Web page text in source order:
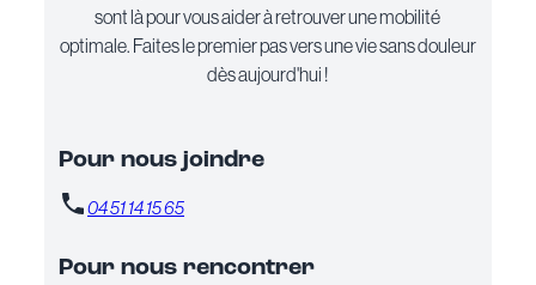
sont là pour vous aider à retrouver une mobilité
optimale. Faites le premier pas vers une vie sans douleur
dès aujourd'hui !
Pour nous joindre
04 51 14 15 65
Pour nous rencontrer